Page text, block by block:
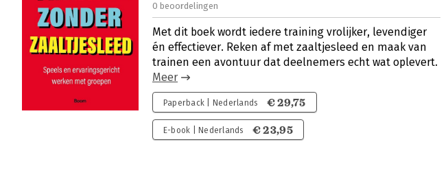
0 beoordelingen
Met dit boek wordt iedere training vrolijker, levendiger
én effectiever. Reken af met zaaltjesleed en maak van
trainen een avontuur dat deelnemers echt wat oplevert.
Meer
Paperback | Nederlands € 29,75
E-book | Nederlands € 23,95